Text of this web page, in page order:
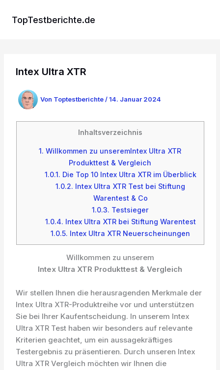
InhaltTopTestberichte.de
Intex Ultra XTR
Von Toptestberichte /14. Januar 2024
Inhaltsverzeichnis
1. Willkommen zu unseremIntex Ultra XTR
Produkttest & Vergleich
1.0.1. Die Top 10 Intex Ultra XTR im Überblick
1.0.2. Intex Ultra XTR Test bei Stiftung
Warentest & Co
1.0.3. Testsieger
1.0.4. Intex Ultra XTR bei Stiftung Warentest
1.0.5. Intex Ultra XTR Neuerscheinungen
Willkommen zu unserem
Intex Ultra XTR Produkttest & Vergleich
Wir stellen Ihnen die herausragenden Merkmale der
Intex Ultra XTR-Produktreihe vor und unterstützen
Sie bei Ihrer Kaufentscheidung. In unserem Intex
Ultra XTR Test haben wir besonders auf relevante
Kriterien geachtet, um ein aussagekräftiges
Testergebnis zu präsentieren. Durch unseren Intex
Ultra XTR Vergleich möchten wir Ihnen die